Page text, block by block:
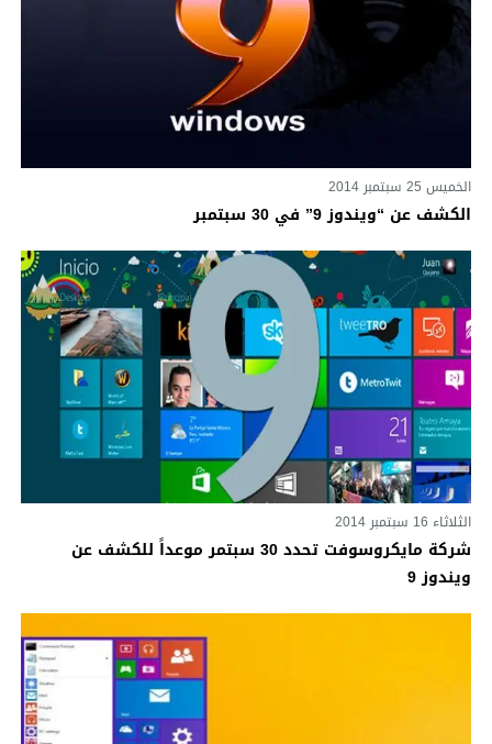
الخميس 25 سبتمبر 2014
الكشف عن “ويندوز 9” في 30 سبتمبر
الثلاثاء 16 سبتمبر 2014
شركة مايكروسوفت تحدد 30 سبتمر موعداً للكشف عن
ويندوز 9